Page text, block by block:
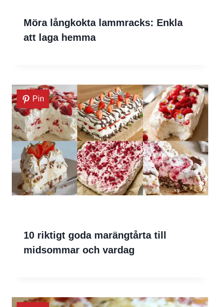
Möra långkokta lammracks: Enkla
att laga hemma
Pin
10 riktigt goda marängtårta till
midsommar och vardag